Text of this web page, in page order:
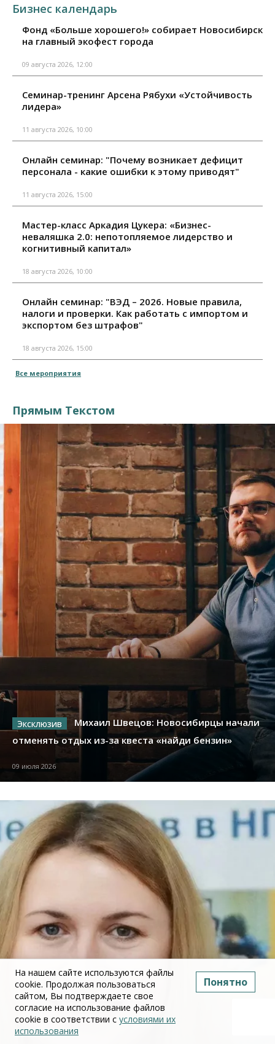
Бизнес календарь
Фонд «Больше хорошего!» собирает Новосибирск
на главный экофест города
09 августа 2026, 12:00
Семинар-тренинг Арсена Рябухи «Устойчивость
лидера»
11 августа 2026, 10:00
Онлайн семинар: "Почему возникает дефицит
персонала - какие ошибки к этому приводят"
11 августа 2026, 15:00
Мастер-класс Аркадия Цукера: «Бизнес-
неваляшка 2.0: непотопляемое лидерство и
когнитивный капитал»
18 августа 2026, 10:00
Онлайн семинар: "ВЭД – 2026. Новые правила,
налоги и проверки. Как работать с импортом и
экспортом без штрафов"
18 августа 2026, 15:00
Все мероприятия
Прямым Текстом
Михаил Швецов: Новосибирцы начали
отменять отдых из-за квеста «найди бензин»
09 июля 2026
На нашем сайте используются файлы
cookie. Продолжая пользоваться
сайтом, Вы подтверждаете свое
согласие на использование файлов
cookie в соответствии с условиями их
использования
Понятно